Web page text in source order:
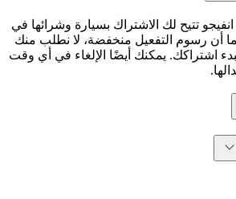
تتيح لك الاشتراك بسيارة وشرائها في
أن رسوم التفعيل منخفضة، لا نطلب منك
اشتراكك. يمكنك أيضًا الإلغاء في أي وقت